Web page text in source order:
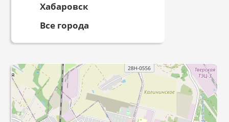
Хабаровск
Все города